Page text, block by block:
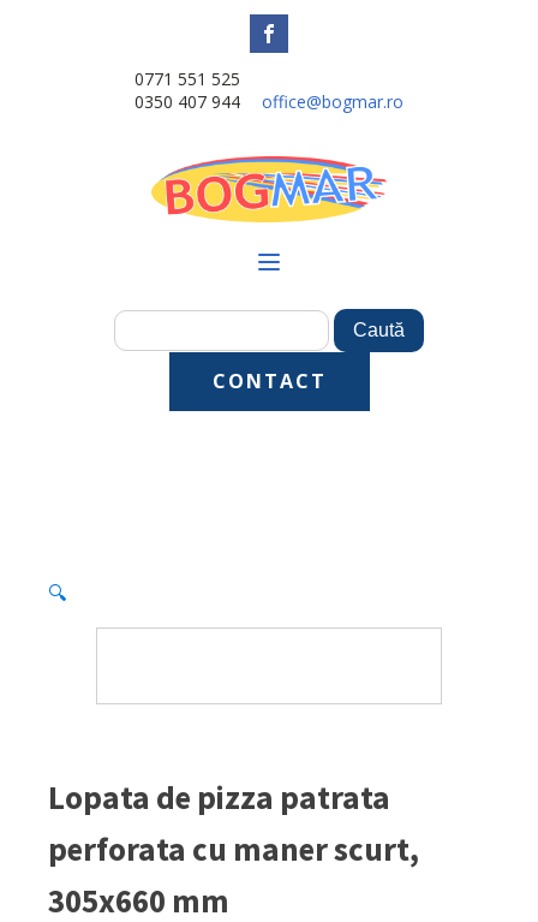
0771 551 525
0350 407 944
office@bogmar.ro
CONTACT
🔍
Lopata de pizza patrata
perforata cu maner scurt,
305x660 mm